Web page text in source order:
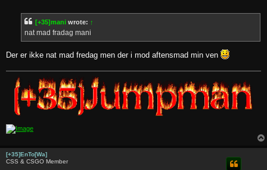
[+35]mani wrote: ↑
nat mad fradag mani
Der er ikke nat mad fredag men der i mod aftensmad min ven
[+35]EnTo[Wa]
CSS & CSGO Member